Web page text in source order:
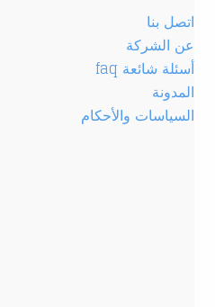
اتصل بنا
عن الشركة
أسئلة شائعة faq
المدونة
السياسات والأحكام